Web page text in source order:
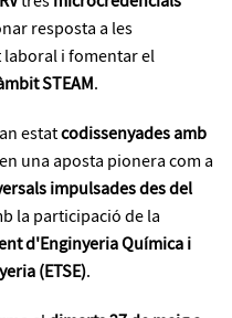
resposta a les
laboral i fomentar el
STEAM.
estatcodissenyades amb
una aposta pionera com a
impulsades des del
la participació de la
d'Enginyeria Química i
(ETSE).